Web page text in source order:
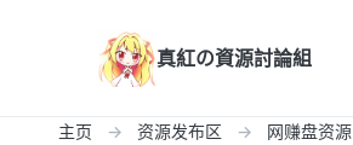
真紅の資源討論組
主页 资源发布区 网赚盘资源